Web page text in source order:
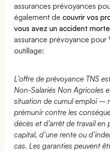
assurances prévoyances
également decouvrir vos
vous avez un accident
assurance prévoyance pour
outillage:
L’offre de prévoyance TNS
Non-Salariés Non Agricoles
situation de cumul emploi –
prémunir contre les
décès et d’arrêt de travail en
capital, d’une rente ou
cas. Les garanties peuvent